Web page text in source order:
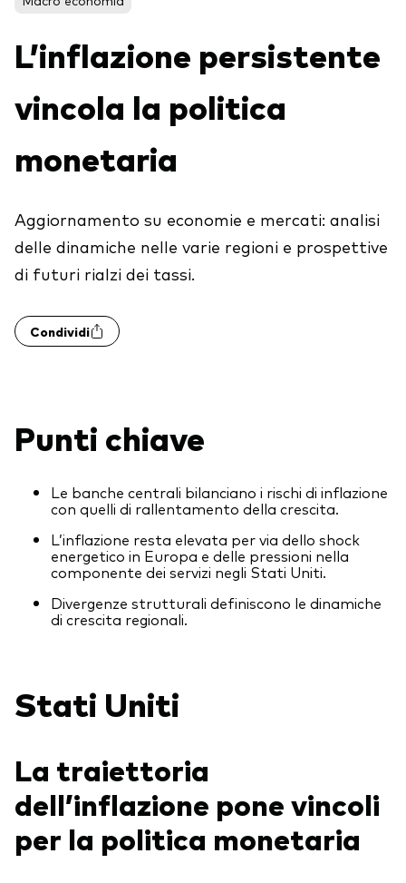
Multi-asset
ESG
Scopri di più sulle nostre soluzioni
ETF
Fondi indicizzati
Multi-asset
LifeStrategy
ESG
Portafogli Modello
Mercato monetario
Investi con Vanguard
Come investire con Vanguard
Documenti importanti
2026 Outlook di mercato
Il sondaggio Vanguard Advice
Prevenzione delle frodi
Contattaci
Investment stewardship
L’inflazione persistente
vincola la politica
monetaria
Aggiornamento su economie e mercati: analisi
delle dinamiche nelle varie regioni e prospettive
di futuri rialzi dei tassi.
Condividi
Punti chiave
Le banche centrali bilanciano i rischi di inflazione
con quelli di rallentamento della crescita.
L’inflazione resta elevata per via dello shock
energetico in Europa e delle pressioni nella
componente dei servizi negli Stati Uniti.
Divergenze strutturali definiscono le dinamiche
di crescita regionali.
Stati Uniti
La traiettoria
dell’inflazione pone vincoli
per la politica monetaria